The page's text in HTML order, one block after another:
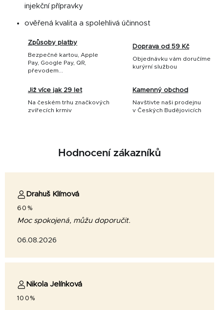
injekční přípravky
ověřená kvalita a spolehlivá účinnost
Způsoby platby
Bezpečné kartou, Apple
Pay, Google Pay, QR,
převodem...
Doprava od 59 Kč
Objednávku vám doručíme
kurýrní službou
Již více jak 29 let
Na českém trhu značkových
zvířecích krmiv
Kamenný obchod
Navštivte naši prodejnu
v Českých Budějovicích
Hodnocení zákazníků
Drahuš Klímová
60%
Moc spokojená, můžu doporučit.
06.08.2026
Nikola Jelínková
100%